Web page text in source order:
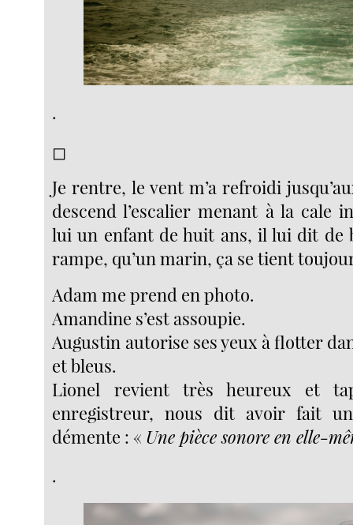
.
◻︎
Je rentre, le vent m’a refroidi
descend l’escalier menant à la cale
lui un enfant de huit ans, il lui dit de
rampe, qu’un marin, ça se tient
Adam me prend en photo.
Amandine s’est assoupie.
Augustin autorise ses yeux à flotter
et bleus.
Lionel revient très heureux et
enregistreur, nous dit avoir fait
démente : « Une pièce sonore en elle-
.